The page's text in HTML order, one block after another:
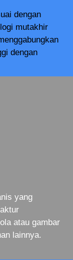
dengan
mutakhir
dengan
yang
atau gambar
lainnya.